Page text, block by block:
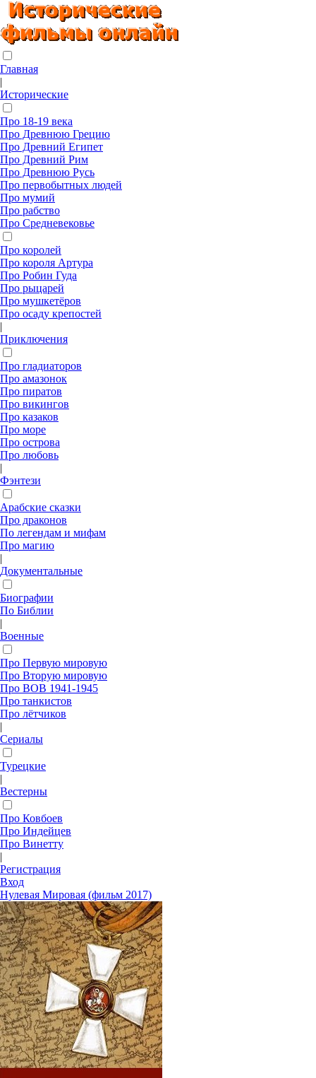
Главная
|
Исторические
Про 18-19 века
Про Древнюю Грецию
Про Древний Египет
Про Древний Рим
Про Древнюю Русь
Про первобытных людей
Про мумий
Про рабство
Про Средневековье
Про королей
Про короля Артура
Про Робин Гуда
Про рыцарей
Про мушкетёров
Про осаду крепостей
|
Приключения
Про гладиаторов
Про амазонок
Про пиратов
Про викингов
Про казаков
Про море
Про острова
Про любовь
|
Фэнтези
Арабские сказки
Про драконов
По легендам и мифам
Про магию
|
Документальные
Биографии
По Библии
|
Военные
Про Первую мировую
Про Вторую мировую
Про ВОВ 1941-1945
Про танкистов
Про лётчиков
|
Сериалы
Турецкие
|
Вестерны
Про Ковбоев
Про Индейцев
Про Винетту
|
Регистрация
Вход
Нулевая Мировая (фильм 2017)